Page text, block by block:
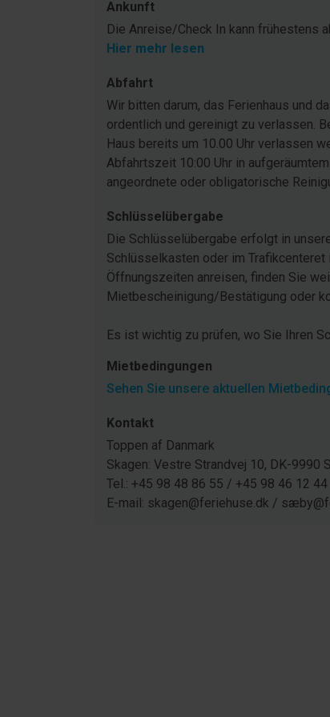
Ankunft
Die Anreise/Check In kann frühestens
Hier mehr lesen
Abfahrt
Wir bitten darum, das Ferienhaus und
ordentlich und gereinigt zu verlassen.
Haus bereits um 10.00 Uhr verlassen
Abfahrtszeit 10:00 Uhr in
angeordnete oder obligatorische
Schlüsselübergabe
Die Schlüsselübergabe erfolgt in
Schlüsselkasten oder im
Öffnungszeiten anreisen, finden Sie
Mietbescheinigung/Bestätigung oder
Es ist wichtig zu prüfen, wo Sie Ihren
Mietbedingungen
Sehen Sie unsere aktuellen
Kontakt
Toppen af Danmark
Skagen: Vestre Strandvej 10, DK-
Tel.: +45 98 48 86 55 / +45 98 46 12 44
E-mail: skagen@feriehuse.dk /